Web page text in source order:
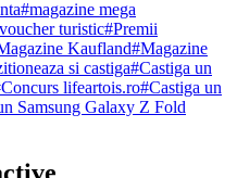
#magazine mega
turistic#Premii
Kaufland#Magazine
si castiga#Castiga un
Concurs lifeartois.ro#Castiga un
Samsung Galaxy Z Fold